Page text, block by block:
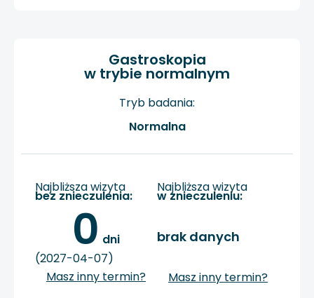
Gastroskopia
w trybie normalnym
Tryb badania:
Normalna
Najbliższa wizyta
bez znieczulenia:
0 dni
(2027-04-07)
Masz inny termin?
Najbliższa wizyta
w znieczuleniu:
brak danych
Masz inny termin?